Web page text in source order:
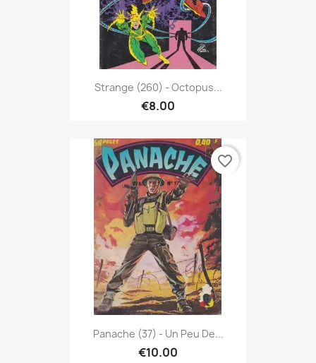
Strange (260) - Octopus...
€8.00
Panache (37) - Un Peu De...
€10.00
favorite_border